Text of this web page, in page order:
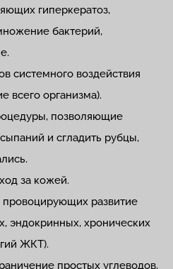
гиперкератоз,
бактерий,
системного воздействия
всего организма).
позволяющие
и сгладить рубцы,
за кожей.
провоцирующих развитие
эндокринных, хронических
ЖКТ).
простых углеводов,